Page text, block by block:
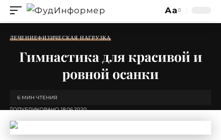
Изменение
Аа
ЛЕЧЕНИЕФИЗИЧЕСКАЯ НАГРУЗКА
Гимнастика для красивой и
ровной осанки
ОПУБЛИКОВАНО 18.06.2020
6 МИН ЧТЕНИЯ